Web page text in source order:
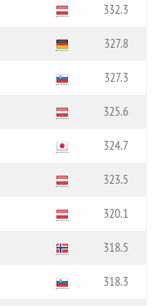
332.3
327.8
327.3
325.6
324.7
323.5
320.1
318.5
318.3